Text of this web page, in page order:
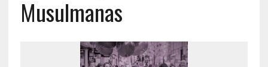
Musulmanas